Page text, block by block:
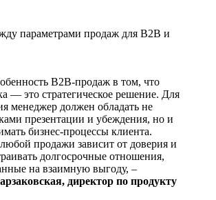
параметрами продаж для B2B и
B2B-продаж в том, что
— это стратегическое решение. Для
менеджер должен обладать не
презентации и убеждения, но и
бизнес-процессы клиента.
продажи зависит от доверия и
долгосрочные отношения,
на взаимную выгоду, –
директор по продукту